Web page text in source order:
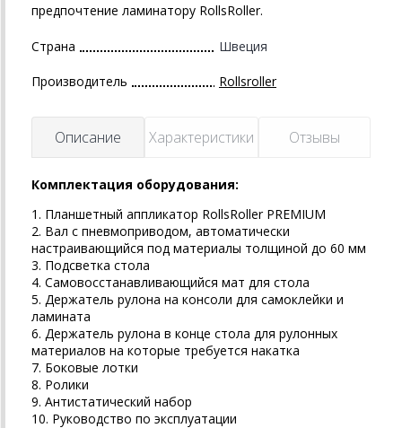
предпочтение ламинатору RollsRoller.
Страна Швеция
Производитель Rollsroller
Описание Характеристики Отзывы
Комплектация оборудования:
1. Планшетный аппликатор RollsRoller PREMIUM
2. Вал с пневмоприводом, автоматически
настраивающийся под материалы толщиной до 60 мм
3. Подсветка стола
4. Самовосстанавливающийся мат для стола
5. Держатель рулона на консоли для самоклейки и
ламината
6. Держатель рулона в конце стола для рулонных
материалов на которые требуется накатка
7. Боковые лотки
8. Ролики
9. Антистатический набор
10. Руководство по эксплуатации